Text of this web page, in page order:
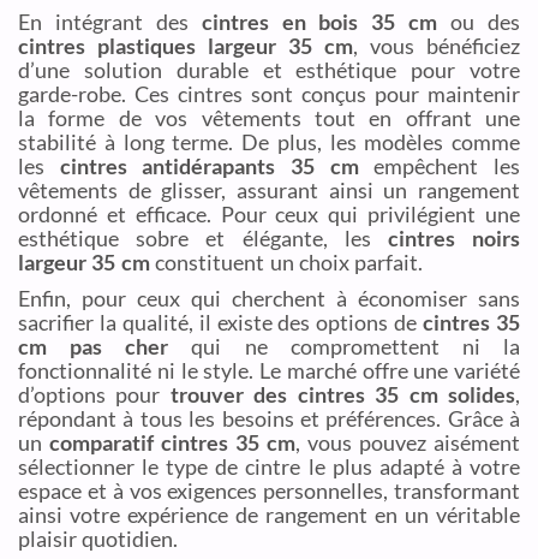
En intégrant des cintres en bois 35 cm ou des
cintres plastiques largeur 35 cm, vous bénéficiez
d’une solution durable et esthétique pour votre
garde-robe. Ces cintres sont conçus pour maintenir
la forme de vos vêtements tout en offrant une
stabilité à long terme. De plus, les modèles comme
les cintres antidérapants 35 cmempêchent les
vêtements de glisser, assurant ainsi un rangement
ordonné et efficace. Pour ceux qui privilégient une
esthétique sobre et élégante, les cintres noirs
largeur 35 cmconstituent un choix parfait.
Enfin, pour ceux qui cherchent à économiser sans
sacrifier la qualité, il existe des options decintres 35
cm pas cher qui ne compromettent ni la
fonctionnalité ni le style. Le marché offre une variété
d’options pour trouver des cintres 35 cm solides,
répondant à tous les besoins et préférences. Grâce à
un comparatif cintres 35 cm, vous pouvez aisément
sélectionner le type de cintre le plus adapté à votre
espace et à vos exigences personnelles, transformant
ainsi votre expérience de rangement en un véritable
plaisir quotidien.